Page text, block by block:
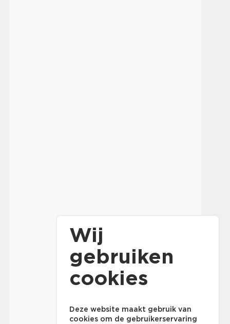
Wij
gebruiken
cookies
Deze website maakt gebruik van
cookies om de gebruikerservaring